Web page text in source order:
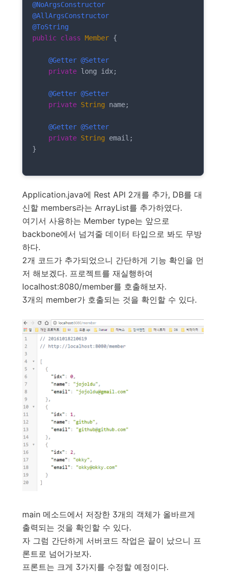
@NoArgsConstructor
@AllArgsConstructor
@ToString
public class Member {
@Getter @Setter
private long idx;
@Getter @Setter
private String name;
@Getter @Setter
private String email;
}
Application.java에 Rest API 2개를 추가, DB를 대
신할 members라는 ArrayList를 추가하였다.
여기서 사용하는 Member type는 앞으로
backbone에서 넘겨줄 데이터 타입으로 봐도 무방
하다.
2개 코드가 추가되었으니 간단하게 기능 확인을 먼
저 해보겠다. 프로젝트를 재실행하여
localhost:8080/member를 호출해보자.
3개의 member가 호출되는 것을 확인할 수 있다.
main 메소드에서 저장한 3개의 객체가 올바르게
출력되는 것을 확인할 수 있다.
자 그럼 간단하게 서버코드 작업은 끝이 났으니 프
론트로 넘어가보자.
프론트는 크게 3가지를 수정할 예정이다.